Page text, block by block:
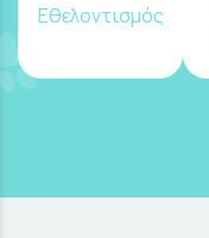
Εθελοντισμός